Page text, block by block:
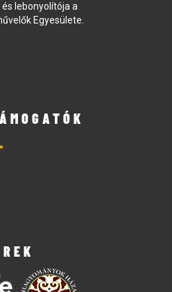
lebonyolítója a
Egyesülete.